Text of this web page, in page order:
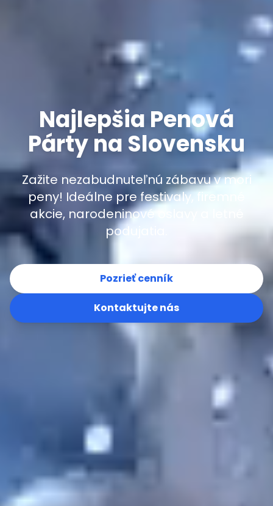
Najlepšia Penová
Párty na Slovensku
Zažite nezabudnuteľnú zábavu v mori
peny! Ideálne pre festivaly, firemné
akcie, narodeninové oslavy a letné
podujatia.
Pozrieť cenník
Kontaktujte nás